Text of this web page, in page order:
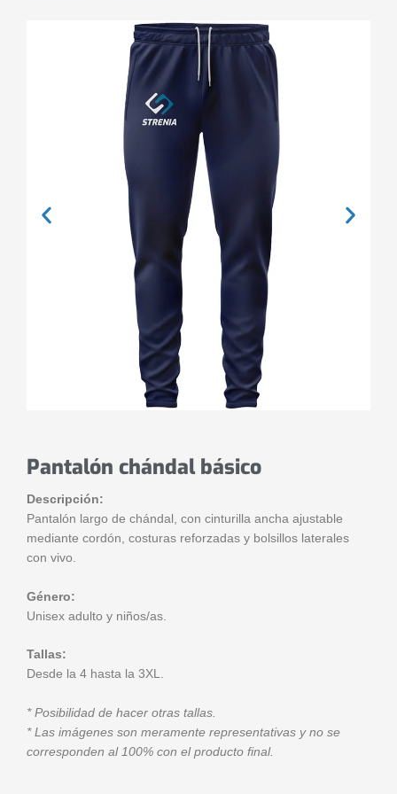
Pantalón chándal básico
Descripción:
Pantalón largo de chándal, con cinturilla ancha ajustable
mediante cordón, costuras reforzadas y bolsillos laterales
con vivo.
Género:
Unisex adulto y niños/as.
Tallas:
Desde la 4 hasta la 3XL.
* Posibilidad de hacer otras tallas.
* Las imágenes son meramente representativas y no se
corresponden al 100% con el producto final.